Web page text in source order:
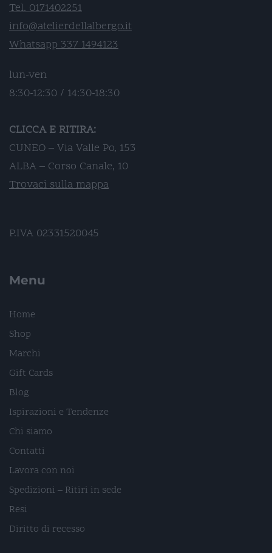
Tel. 0171402251
info@atelierdellalbergo.it
Whatsapp 337 1494123
lun-ven
8:30-12:30 / 14:30-18:30
CLICCA E RITIRA:
CUNEO – Via Valle Po, 153
ALBA – Corso Canale, 10
Trovaci sulla mappa
P.IVA 02331520045
Menu
Home
Shop
Marchi
Gift Cards
Blog
Ispirazioni e Tendenze
Chi siamo
Contatti
Lavora con noi
Spedizioni – Ritiri in sede
Resi
Diritto di recesso